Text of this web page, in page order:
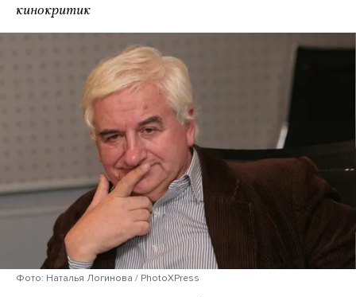
кинокритик
Фото: Наталья Логинова / PhotoXPress